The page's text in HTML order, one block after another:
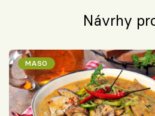
Návrhy
MASO